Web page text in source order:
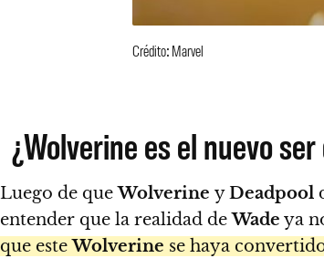
Crédito: Marvel
¿Wolverine es el nuevo
Luego de queWolverine yDeadpool
entender que la realidad deWade ya
que esteWolverine se haya